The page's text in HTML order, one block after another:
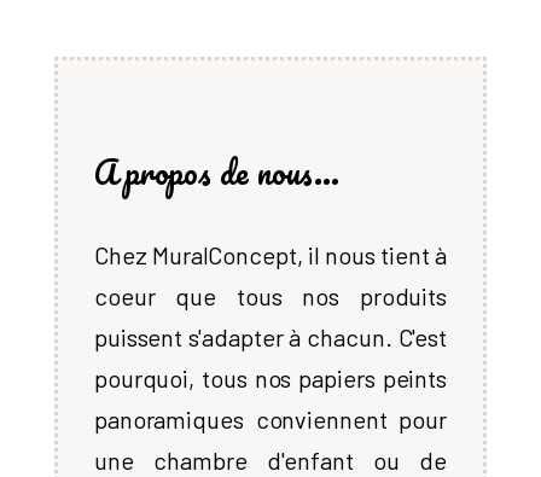
A propos de nous...
Chez MuralConcept, il nous tient à
coeur que tous nos produits
puissent s'adapter à chacun. C'est
pourquoi, tous nos papiers peints
panoramiques conviennent pour
une chambre d'enfant ou de